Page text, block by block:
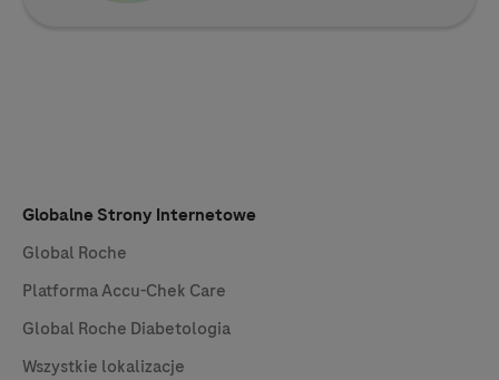
Globalne Strony Internetowe
Global Roche
PlatformaAccu-Chek Care
Global Roche Diabetologia
Wszystkie lokalizacje